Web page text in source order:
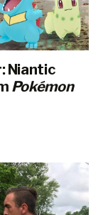
Niantic
Pokémon